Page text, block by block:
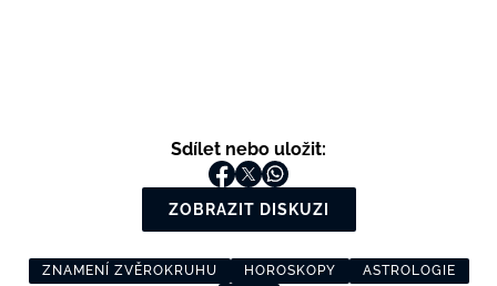
Sdílet nebo uložit:
ZOBRAZIT DISKUZI
ZNAMENÍ ZVĚROKRUHU HOROSKOPY
ASTROLOGIE